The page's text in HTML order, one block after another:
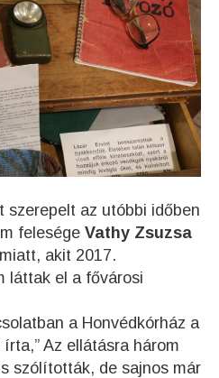
szerepelt az utóbbi időben
felesége Vathy Zsuzsa
akit 2017.
láttak el a fővárosi
a Honvédkórház a
írta,” Az ellátásra három
szólították, de sajnos már